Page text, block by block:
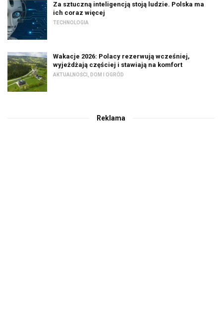
Za sztuczną inteligencją stoją ludzie. Polska ma
ich coraz więcej
TECHNOLOGIA
Wakacje 2026: Polacy rezerwują wcześniej,
wyjeżdżają częściej i stawiają na komfort
AKTUALNOŚCI DOM I OGRÓD
Reklama